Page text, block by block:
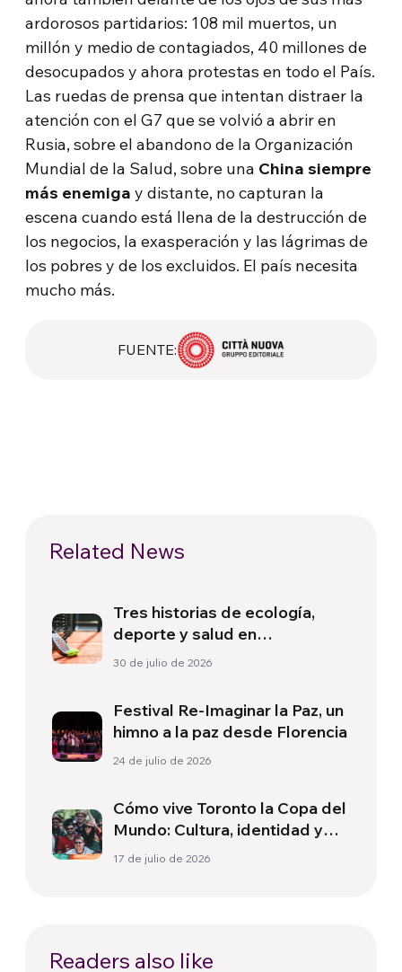
ardorosos partidarios: 108 mil muertos, un
millón y medio de contagiados, 40 millones de
desocupados y ahora protestas en todo el País.
Las ruedas de prensa que intentan distraer la
atención con el G7 que se volvió a abrir en
Rusia, sobre el abandono de la Organización
Mundial de la Salud, sobre una China siempre
más enemiga y distante, no capturan la
escena cuando está llena de la destrucción de
los negocios, la exasperación y las lágrimas de
los pobres y de los excluidos. El país necesita
mucho más.
FUENTE:
Related News
Tres historias de ecología,
deporte y salud en
Sudamérica
30 de julio de 2026
Festival Re-Imaginar la Paz, un
himno a la paz desde Florencia
24 de julio de 2026
Cómo vive Toronto la Copa del
Mundo: Cultura, identidad y
política más allá del terreno
17 de julio de 2026
Readers also like